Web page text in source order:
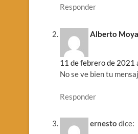
Responder
Alberto Moya
11 de febrero de 2021
No se ve bien tu
Responder
ernesto dice: